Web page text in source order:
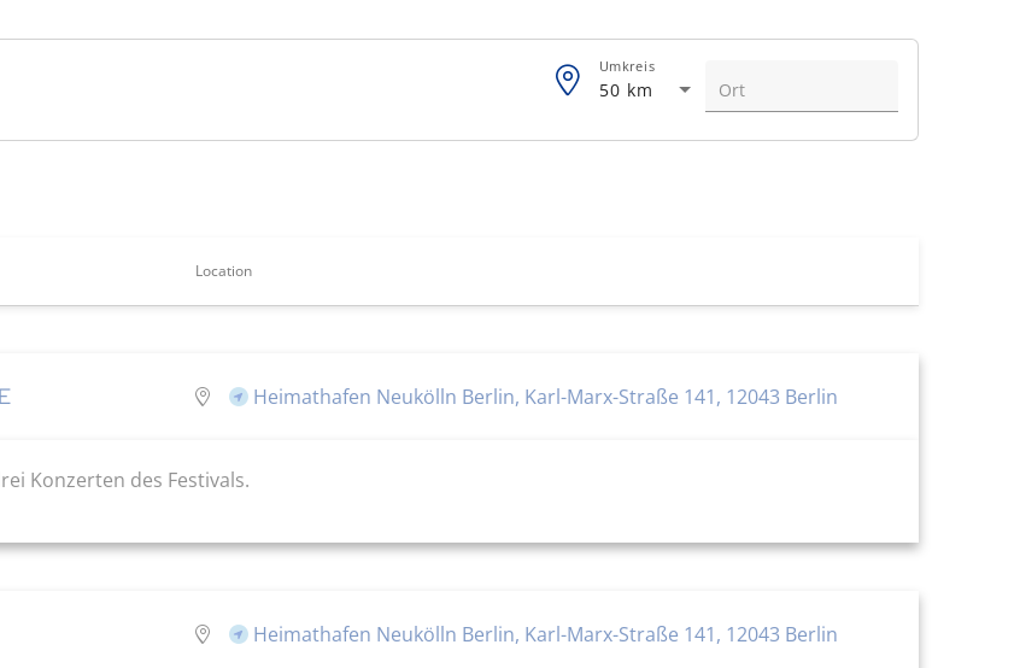
50 km
Umkreis
Location
Heimathafen Neukölln Berlin, Karl-Marx-Straße 141, 12043 Berlin
Konzerten des Festivals.
Heimathafen Neukölln Berlin, Karl-Marx-Straße 141, 12043 Berlin